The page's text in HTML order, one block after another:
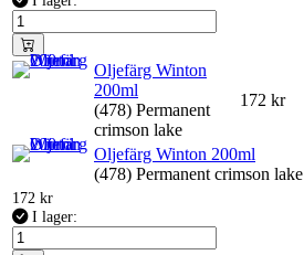
Oljefärg Winton
200ml
(478) Permanent
crimson lake
172 kr
Oljefärg Winton 200ml
(478) Permanent crimson lake
172 kr
I lager: